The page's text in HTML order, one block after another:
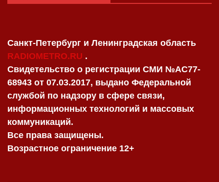
Санкт-Петербург и Ленинградская область
RADIOMETRO.RU .
Свидетельство о регистрации СМИ №AC77-
68943 от 07.03.2017, выдано Федеральной
службой по надзору в сфере связи,
информационных технологий и массовых
коммуникаций.
Все права защищены.
Возрастное ограничение 12+